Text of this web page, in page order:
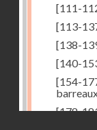
[111-
[113-
[138-
[140-
[154-
[178-